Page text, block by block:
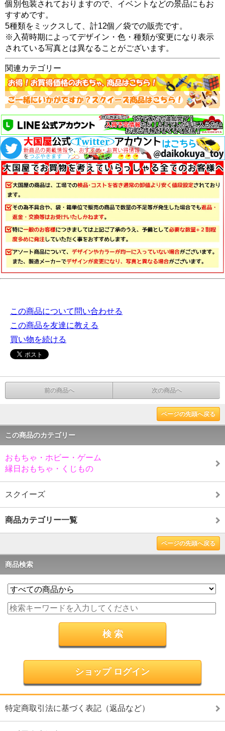
個別包装されておりますので、イベントなどの景品にもお
すすめです。
5種類をミックスして、計12個／袋での販売です。
※入荷時期によってデザイン・色・種類が変更になり表示
されている写真とは異なることがございます。
関連カテゴリー
この商品について問い合わせる
この商品を友達に教える
買い物を続ける
前の商品へ 次の商品へ
ページの先頭へ戻る
この商品のカテゴリー
おもちゃ・ホビー・ゲーム
縁日おもちゃ・くじもの
スクイーズ
商品カテゴリー一覧
ページの先頭へ戻る
商品検索
ショップ ログイン
特定商取引法に基づく表記（返品など）